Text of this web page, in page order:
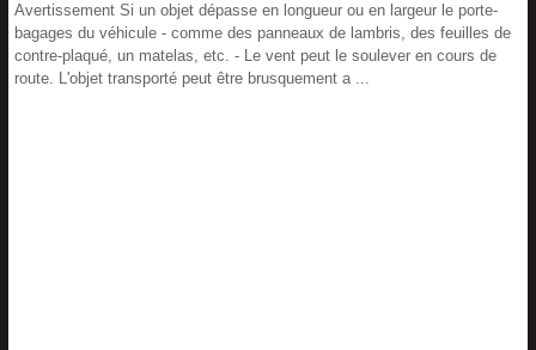
Avertissement Si un objet dépasse en longueur ou en largeur le porte-
bagages du véhicule - comme des panneaux de lambris, des feuilles de
contre-plaqué, un matelas, etc. - Le vent peut le soulever en cours de
route. L'objet transporté peut être brusquement a ...